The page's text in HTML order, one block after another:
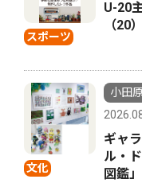
スポーツ
U-20
（20）
文化
小田
ギャ
ル・
図鑑